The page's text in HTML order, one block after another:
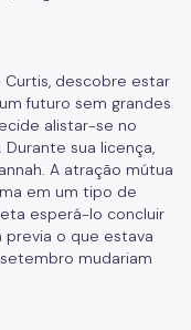
Curtis, descobre estar
futuro sem grandes
alistar-se no
sua licença,
A atração mútua
em um tipo de
esperá-lo concluir
previa o que estava
mudariam